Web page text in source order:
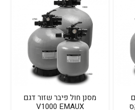
מסנן חול פיבר שזור דגם
V1000 EMAUX